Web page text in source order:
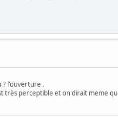
? l'ouverture .
très perceptible et on dirait meme